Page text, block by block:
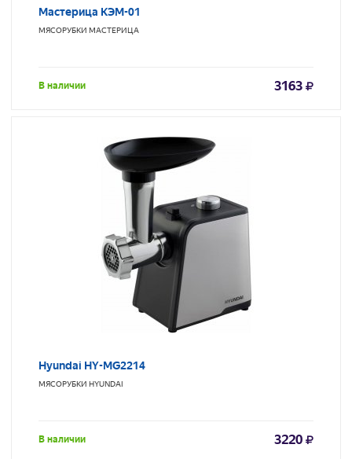
Мастерица КЭМ-01
МЯСОРУБКИ МАСТЕРИЦА
В наличии 3163
Hyundai HY-MG2214
МЯСОРУБКИ HYUNDAI
В наличии 3220